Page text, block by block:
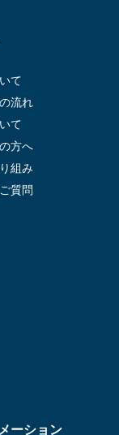
て
流れ
て
方へ
組み
質問
ーション